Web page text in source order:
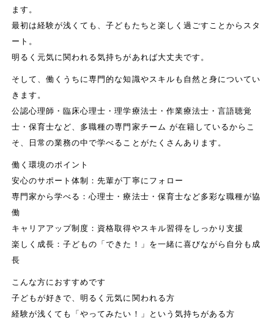
ます。
最初は経験が浅くても、子どもたちと楽しく過ごすことからスタ
ート。
明るく元気に関われる気持ちがあれば大丈夫です。
そして、働くうちに専門的な知識やスキルも自然と身についてい
きます。
公認心理師・臨床心理士・理学療法士・作業療法士・言語聴覚
士・保育士など、多職種の専門家チーム が在籍しているからこ
そ、日常の業務の中で学べることがたくさんあります。
働く環境のポイント
安心のサポート体制：先輩が丁寧にフォロー
専門家から学べる：心理士・療法士・保育士など多彩な職種が協
働
キャリアアップ制度：資格取得やスキル習得をしっかり支援
楽しく成長：子どもの「できた！」を一緒に喜びながら自分も成
長
こんな方におすすめです
子どもが好きで、明るく元気に関われる方
経験が浅くても「やってみたい！」という気持ちがある方